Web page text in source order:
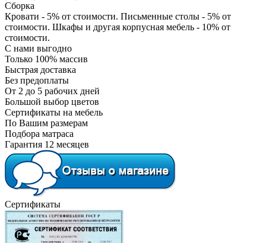
Сборка
Кровати - 5% от стоимости. Письменные столы - 5% от
стоимости. Шкафы и другая корпусная мебель - 10% от
стоимости.
С нами выгодно
Только 100% массив
Быстрая доставка
Без предоплаты
От 2 до 5 рабочих дней
Большой выбор цветов
Сертификаты на мебель
По Вашим размерам
Подбора матраса
Гарантия 12 месяцев
Сертификаты